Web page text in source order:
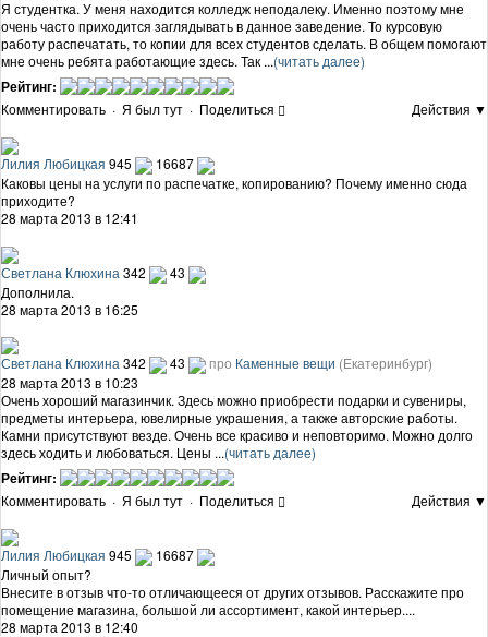
Я студентка. У меня находится колледж неподалеку. Именно поэтому мне
очень часто приходится заглядывать в данное заведение. То курсовую
работу распечатать, то копии для всех студентов сделать. В общем помогают
мне очень ребята работающие здесь. Так ...(читать далее)
Рейтинг:
Комментировать · Я был тут · Поделиться Действия ▼
Лилия Любицкая 945
16687
Каковы цены на услуги по распечатке, копированию? Почему именно сюда
приходите?
28 марта 2013 в 12:41
Светлана Клюхина 342
43
Дополнила.
28 марта 2013 в 16:25
Светлана Клюхина 342 43 про Каменные вещи (Екатеринбург)
28 марта 2013 в 10:23
Очень хороший магазинчик. Здесь можно приобрести подарки и сувениры,
предметы интерьера, ювелирные украшения, а также авторские работы.
Камни присутствуют везде. Очень все красиво и неповторимо. Можно долго
здесь ходить и любоваться. Цены ...(читать далее)
Рейтинг:
Комментировать · Я был тут · Поделиться Действия ▼
Лилия Любицкая 945
16687
Личный опыт?
Внесите в отзыв что-то отличающееся от других отзывов. Расскажите про
помещение магазина, большой ли ассортимент, какой интерьер....
28 марта 2013 в 12:40